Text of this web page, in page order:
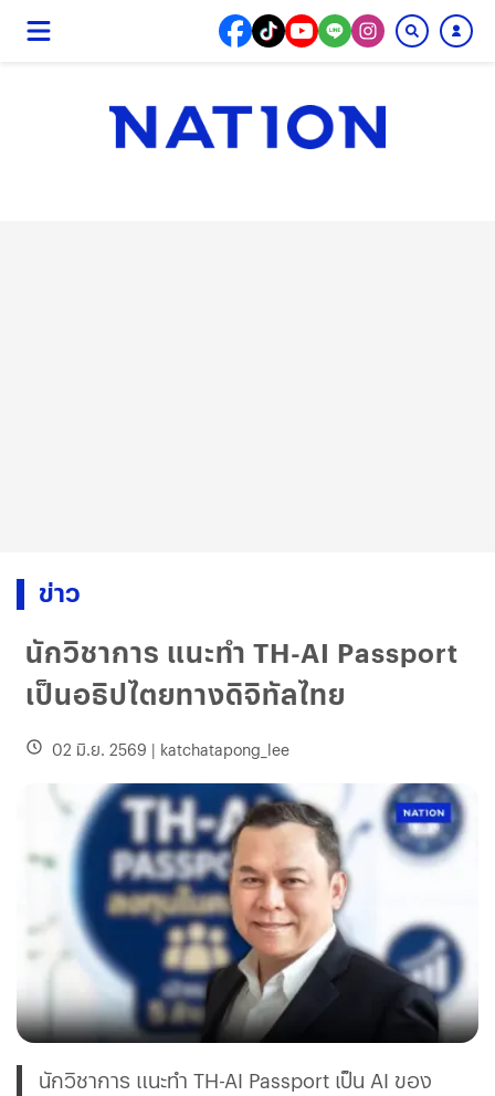
ข่าว
นักวิชาการ แนะทำ TH-AI Passport
เป็นอธิปไตยทางดิจิทัลไทย
02 มิ.ย. 2569 | katchatapong_lee
นักวิชาการ แนะทำ TH-AI Passport เป็น AI ของ